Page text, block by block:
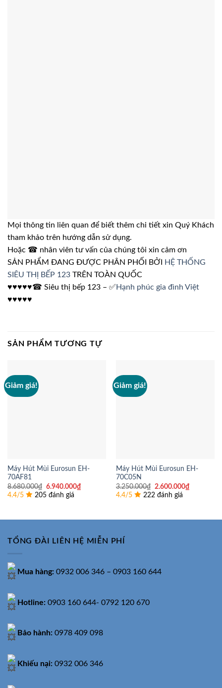
Mọi thông tin liên quan để biết thêm chi tiết xin Quý Khách
tham khảo trên hướng dẫn sử dụng.
Hoặc ☎ nhân viên tư vấn của chúng tôi xin cảm ơn
SẢN PHẨM ĐANG ĐƯỢC PHÂN PHỐI BỞI
HỆ THỐNG
SIÊU THỊ BẾP 123 TRÊN TOÀN QUỐC
♥♥♥♥♥☎ Siêu thị bếp 123 – ✅ Hạnh phúc gia đình Việt
♥♥♥♥♥
SẢN PHẨM TƯƠNG TỰ
Giảm giá!
Máy Hút Mùi Eurosun EH-
70AF81
8.680.000₫ Giá
gốc
là:
6.940.000₫Giá
hiện
4.4/5 205 đánh giá
Giảm giá!
Máy Hút Mùi Eurosun EH-
70C05N
3.250.000₫
Giá
gốc
là:
2.600.000₫Giá
hiện
4.4/5 222 đánh giá
TỔNG ĐÀI LIÊN HỆ MIỄN PHÍ
Mua hàng: 0932 006 346 – 0903 160 644
Hotline: 0903 160 644- 0792 120 670
Bảo hành: 0978 409 098
Khiếu nại: 0932 006 346